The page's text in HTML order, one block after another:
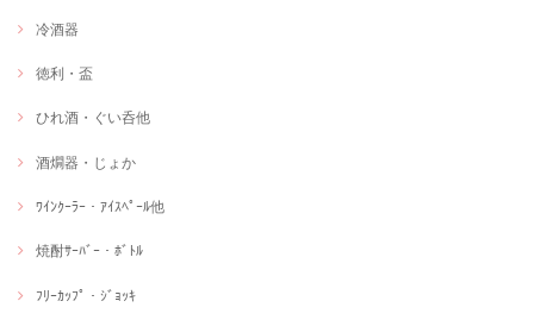
冷酒器
徳利・盃
ひれ酒・ぐい呑他
酒燗器・じょか
ﾜｲﾝｸｰﾗｰ・ｱｲｽﾍﾟｰﾙ他
焼酎ｻｰﾊﾞｰ・ﾎﾞﾄﾙ
ﾌﾘｰｶｯﾌﾟ・ｼﾞｮｯｷ